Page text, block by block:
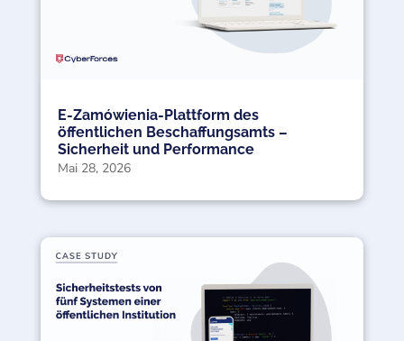
E-Zamówienia-Plattform des
öffentlichen Beschaffungsamts –
Sicherheit und Performance
Mai 28, 2026